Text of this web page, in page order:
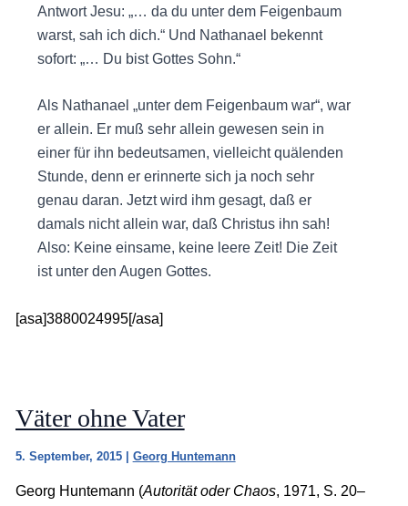
Antwort Jesu: „… da du unter dem Feigenbaum
warst, sah ich dich.“ Und Nathanael bekennt
sofort: „… Du bist Gottes Sohn.“
Als Nathanael „unter dem Feigenbaum war“, war
er allein. Er muß sehr allein gewesen sein in
einer für ihn bedeutsamen, vielleicht quälenden
Stunde, denn er erinnerte sich ja noch sehr
genau daran. Jetzt wird ihm gesagt, daß er
damals nicht allein war, daß Christus ihn sah!
Also: Keine einsame, keine leere Zeit! Die Zeit
ist unter den Augen Gottes.
[asa]3880024995[/asa]
Väter ohne Vater
5. September, 2015 Georg Huntemann
Georg Huntemann (Autorität oder Chaos, 1971, S. 20–